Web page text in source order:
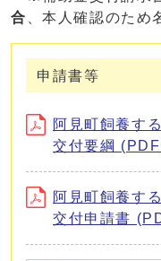
合 、本人確認のため
申請書等
阿見町飼養す
交付要綱
阿見町飼養す
交付申請書